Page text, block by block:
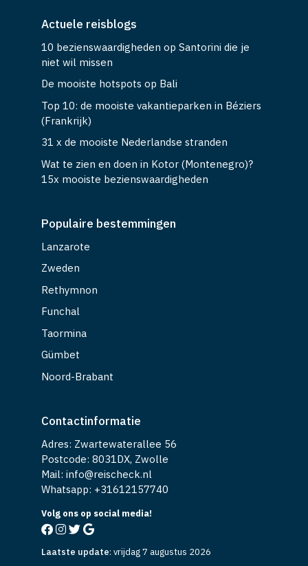
Actuele reisblogs
10 bezienswaardigheden op Santorini die je
niet wil missen
De mooiste hotspots op Bali
Top 10: de mooiste vakantieparken in Béziers
(Frankrijk)
31 x de mooiste Nederlandse stranden
Wat te zien en doen in Kotor (Montenegro)?
15x mooiste bezienswaardigheden
Populaire bestemmingen
Lanzarote
Zweden
Rethymnon
Funchal
Taormina
Gümbet
Noord-Brabant
Contactinformatie
Adres: Zwartewaterallee 56
Postcode: 8031DX, Zwolle
Mail: info@reischeck.nl
Whatsapp: +31612157740
Volg ons op social media!
Laatste update: vrijdag 7 augustus 2026